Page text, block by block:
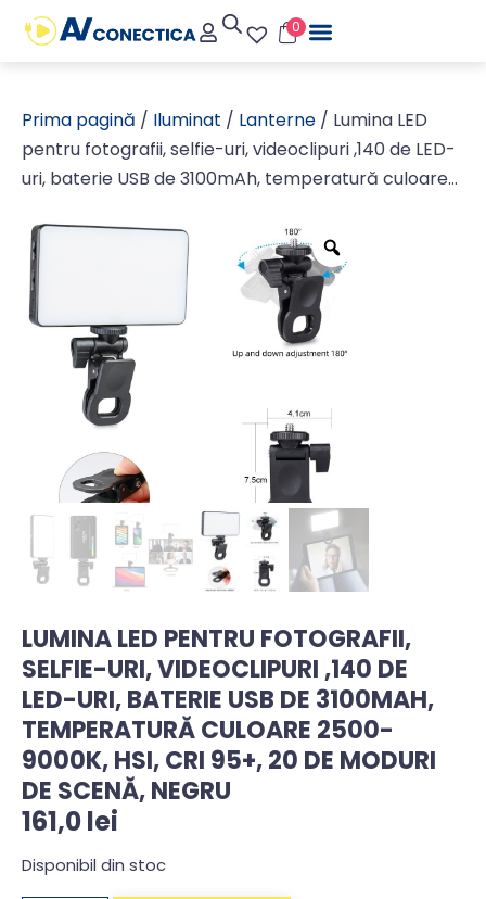
0
Prima pagină / Iluminat / Lanterne / Lumina LED
pentru fotografii, selfie-uri, videoclipuri ,140 de LED-
uri, baterie USB de 3100mAh, temperatură culoare
negru
LUMINA LED PENTRU FOTOGRAFII,
SELFIE-URI, VIDEOCLIPURI ,140 DE
LED-URI, BATERIE USB DE 3100MAH,
TEMPERATURĂ CULOARE 2500-
9000K, HSI, CRI 95+, 20 DE MODURI
DE SCENĂ, NEGRU
161,0lei
Disponibil din stoc